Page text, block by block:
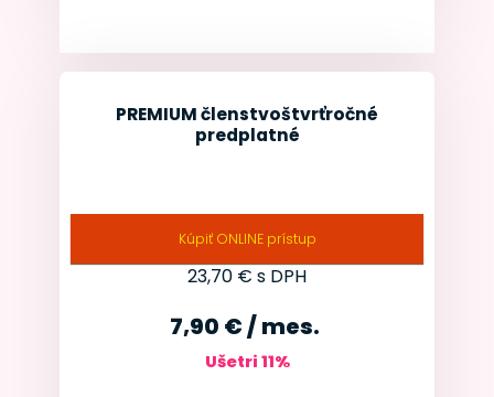
PREMIUM členstvoštvrťročné
predplatné
7,90 € / mes.
Ušetri 11%
23,70 € s DPH
Kúpiť ONLINE prístup